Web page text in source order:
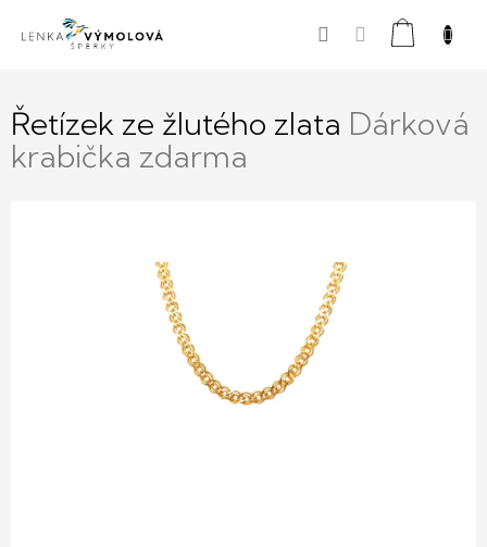
Nákupní
Řetízek ze žlutého zlata Dárková
krabička zdarma